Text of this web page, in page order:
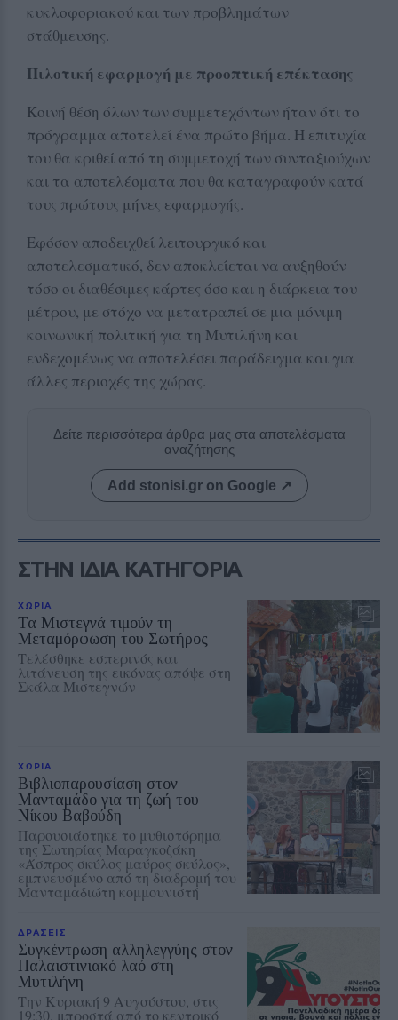
κυκλοφοριακού και των προβλημάτων
στάθμευσης.
Πιλοτική εφαρμογή με προοπτική επέκτασης
Κοινή θέση όλων των συμμετεχόντων ήταν ότι το
πρόγραμμα αποτελεί ένα πρώτο βήμα. Η επιτυχία
του θα κριθεί από τη συμμετοχή των συνταξιούχων
και τα αποτελέσματα που θα καταγραφούν κατά
τους πρώτους μήνες εφαρμογής.
Εφόσον αποδειχθεί λειτουργικό και
αποτελεσματικό, δεν αποκλείεται να αυξηθούν
τόσο οι διαθέσιμες κάρτες όσο και η διάρκεια του
μέτρου, με στόχο να μετατραπεί σε μια μόνιμη
κοινωνική πολιτική για τη Μυτιλήνη και
ενδεχομένως να αποτελέσει παράδειγμα και για
άλλες περιοχές της χώρας.
Δείτε περισσότερα άρθρα μας στα αποτελέσματα
αναζήτησης
Add stonisi.gr on Google ↗
ΣΤΗΝ ΙΔΙΑ ΚΑΤΗΓΟΡΙΑ
ΧΩΡΙΑ
Τα Μιστεγνά τιμούν τη
Μεταμόρφωση του Σωτήρος
Τελέσθηκε εσπερινός και
λιτάνευση της εικόνας απόψε στη
Σκάλα Μιστεγνών
ΧΩΡΙΑ
Βιβλιοπαρουσίαση στον
Μανταμάδο για τη ζωή του
Νίκου Βαβούδη
Παρουσιάστηκε το μυθιστόρημα
της Σωτηρίας Μαραγκοζάκη
«Άσπρος σκύλος μαύρος σκύλος»,
εμπνευσμένο από τη διαδρομή του
Μανταμαδιώτη κομμουνιστή
ΔΡΑΣΕΙΣ
Συγκέντρωση αλληλεγγύης στον
Παλαιστινιακό λαό στη
Μυτιλήνη
Την Κυριακή 9 Αυγούστου, στις
19:30, μπροστά από το κεντρικό